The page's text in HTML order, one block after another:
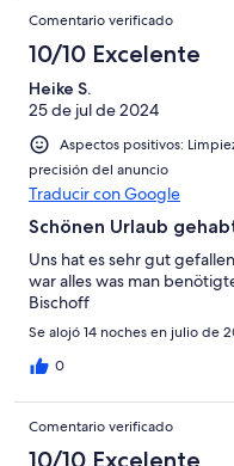
Comentario verificado
10/10 Excelente
Heike S.
25 de jul de 2024
Aspectos positivos:
precisión del anuncio
Traducir con Google
Schönen Urlaub
Uns hat es sehr gut
war alles was man
Bischoff
Se alojó 14 noches en julio de
0
Comentario verificado
10/10 Excelente